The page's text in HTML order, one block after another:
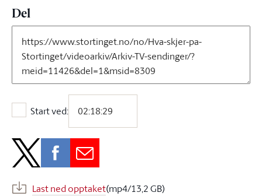
Del
Start ved:
Start ved:
Last ned opptaket(mp4/13,2 GB)